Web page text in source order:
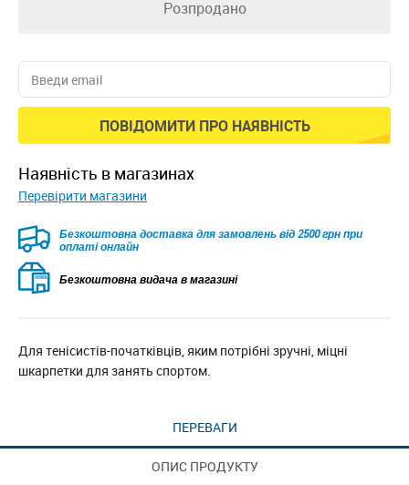
Розпродано
ПОВІДОМИТИ ПРО НАЯВНІСТЬ
наявність в магазинах
Перевірити магазини
Безкоштовна доставка для замовлень від 2500 грн при
оплаті онлайн
Безкоштовна видача в магазині
Для тенісистів-початківців, яким потрібні зручні, міцні
шкарпетки для занять спортом.
ПЕРЕВАГИ
ОПИС ПРОДУКТУ